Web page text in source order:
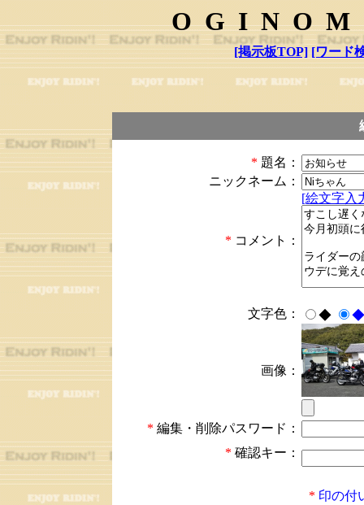
[掲示板TOP] [ワード
* 題名：
ニックネーム：
* コメント：
[絵文字入
文字色： ◆ ◆
画像：
* 編集・削除パスワード：
* 確認キー：
* 印の付